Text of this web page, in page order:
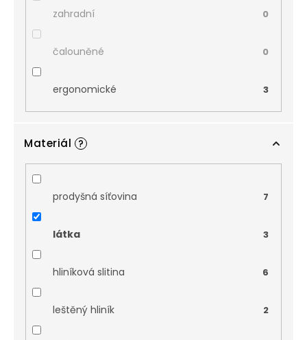
zahradní 0
čalouněné 0
ergonomické 3
Materiál ?
prodyšná síťovina 7
látka 3
hliníková slitina 6
leštěný hliník 2